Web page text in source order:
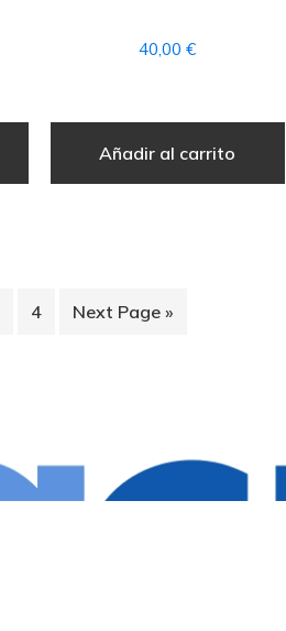
40,00€
Añadir al carrito
4 Next Page »